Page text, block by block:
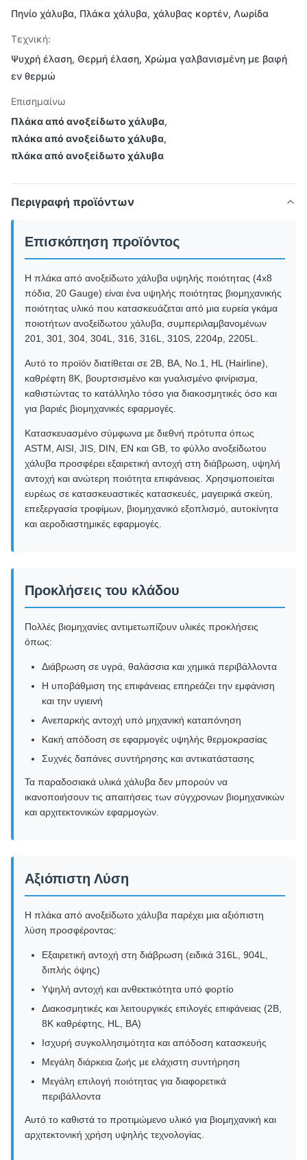
Πηνίο χάλυβα, Πλάκα χάλυβα, χάλυβας κορτέν, Λωρίδα
Τεχνική:
Ψυχρή έλαση, Θερμή έλαση, Χρώμα γαλβανισμένη με βαφή
εν θερμώ
Επισημαίνω
Πλάκα από ανοξείδωτο χάλυβα,
πλάκα από ανοξείδωτο χάλυβα,
πλάκα από ανοξείδωτο χάλυβα
Περιγραφή προϊόντων
Επισκόπηση προϊόντος
Η πλάκα από ανοξείδωτο χάλυβα υψηλής ποιότητας (4x8
πόδια, 20 Gauge) είναι ένα υψηλής ποιότητας βιομηχανικής
ποιότητας υλικό που κατασκευάζεται από μια ευρεία γκάμα
ποιοτήτων ανοξείδωτου χάλυβα, συμπεριλαμβανομένων
201, 301, 304, 304L, 316, 316L, 310S, 2204p, 2205L.
Αυτό το προϊόν διατίθεται σε 2B, BA, No.1, HL (Hairline),
καθρέφτη 8K, βουρτσισμένο και γυαλισμένο φινίρισμα,
καθιστώντας το κατάλληλο τόσο για διακοσμητικές όσο και
για βαριές βιομηχανικές εφαρμογές.
Κατασκευασμένο σύμφωνα με διεθνή πρότυπα όπως
ASTM, AISI, JIS, DIN, EN και GB, το φύλλο ανοξείδωτου
χάλυβα προσφέρει εξαιρετική αντοχή στη διάβρωση, υψηλή
αντοχή και ανώτερη ποιότητα επιφάνειας. Χρησιμοποιείται
ευρέως σε κατασκευαστικές κατασκευές, μαγειρικά σκεύη,
επεξεργασία τροφίμων, βιομηχανικό εξοπλισμό, αυτοκίνητα
και αεροδιαστημικές εφαρμογές.
Προκλήσεις του κλάδου
Πολλές βιομηχανίες αντιμετωπίζουν υλικές προκλήσεις
όπως:
Διάβρωση σε υγρά, θαλάσσια και χημικά περιβάλλοντα
Η υποβάθμιση της επιφάνειας επηρεάζει την εμφάνιση
και την υγιεινή
Ανεπαρκής αντοχή υπό μηχανική καταπόνηση
Κακή απόδοση σε εφαρμογές υψηλής θερμοκρασίας
Συχνές δαπάνες συντήρησης και αντικατάστασης
Τα παραδοσιακά υλικά χάλυβα δεν μπορούν να
ικανοποιήσουν τις απαιτήσεις των σύγχρονων βιομηχανικών
και αρχιτεκτονικών εφαρμογών.
Αξιόπιστη Λύση
Η πλάκα από ανοξείδωτο χάλυβα παρέχει μια αξιόπιστη
λύση προσφέροντας:
Εξαιρετική αντοχή στη διάβρωση (ειδικά 316L, 904L,
διπλής όψης)
Υψηλή αντοχή και ανθεκτικότητα υπό φορτίο
Διακοσμητικές και λειτουργικές επιλογές επιφάνειας (2B,
8K καθρέφτης, HL, BA)
Ισχυρή συγκολλησιμότητα και απόδοση κατασκευής
Μεγάλη διάρκεια ζωής με ελάχιστη συντήρηση
Μεγάλη επιλογή ποιότητας για διαφορετικά
περιβάλλοντα
Αυτό το καθιστά το προτιμώμενο υλικό για βιομηχανική και
αρχιτεκτονική χρήση υψηλής τεχνολογίας.